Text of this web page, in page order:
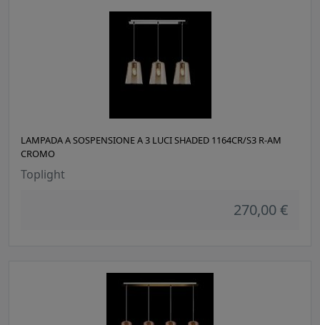
LAMPADA A SOSPENSIONE A 3 LUCI SHADED 1164CR/S3 R-AM
CROMO
Toplight
270,00 €